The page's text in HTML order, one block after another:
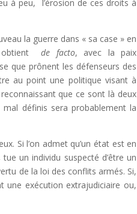
à peu, l’érosion de ces droits à
la guerre dans « sa case » en
obtientde facto, avec la paix
que prônent les défenseurs des
au point une politique visant à
que ce sont là deux
définis sera probablement la
Si l’on admet qu’un état est en
un individu suspecté d’être un
de la loi des conflits armés. Si,
exécution extrajudiciaire ou,